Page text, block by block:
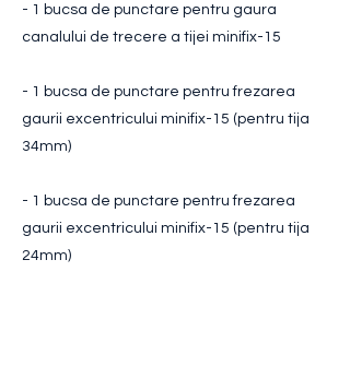
- 1 bucsa de punctare pentru gaura
canalului de trecere a tijei minifix-15
- 1 bucsa de punctare pentru frezarea
gaurii excentricului minifix-15 (pentru tija
34mm)
- 1 bucsa de punctare pentru frezarea
gaurii excentricului minifix-15 (pentru tija
24mm)